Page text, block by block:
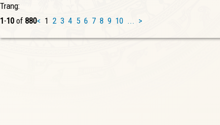
Trang:
1-10 of 880< 1 2 3 4 5 6 7 8 9 10 ... >